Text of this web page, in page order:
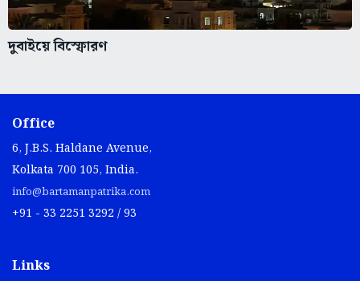
দুবাইয়ে বিস্ফোরণ
Office
6, J.B.S. Haldane Avenue,
Kolkata 700 105, India.
info@bartamanpatrika.com
+91 - 33 2251 3292 / 93
Links